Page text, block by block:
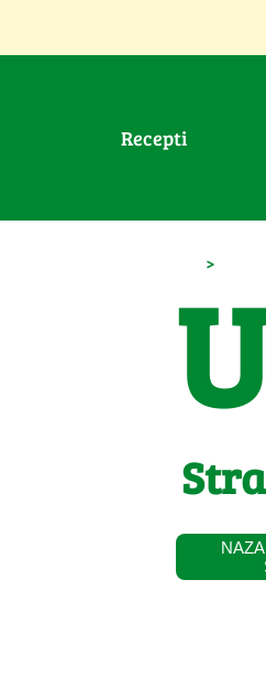
Recepti
>